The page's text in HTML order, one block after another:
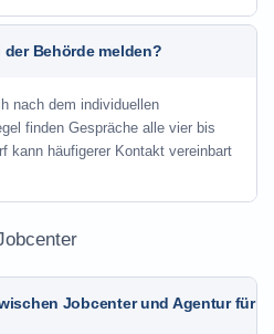
Behörde melden?
nach dem individuellen
finden Gespräche alle vier bis
kann häufigerer Kontakt vereinbart
Jobcenter und Agentur für